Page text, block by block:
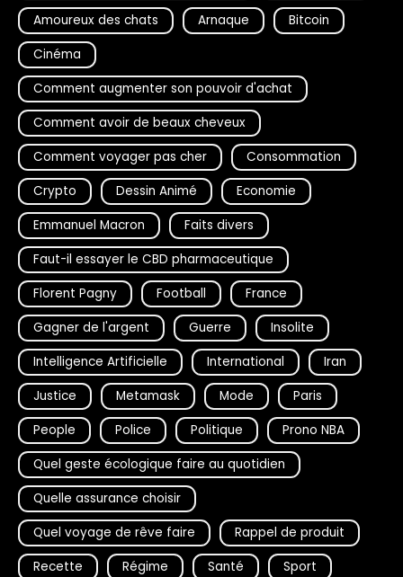
Amoureux des chats
Arnaque
Bitcoin
Cinéma
Comment augmenter son pouvoir d'achat
Comment avoir de beaux cheveux
Comment voyager pas cher
Consommation
Crypto
Dessin Animé
Economie
Emmanuel Macron
Faits divers
Faut-il essayer le CBD pharmaceutique
Florent Pagny
Football
France
Gagner de l'argent
Guerre
Insolite
Intelligence Artificielle
International
Iran
Justice
Metamask Mode
Paris
People
Police Politique
Prono NBA
Quel geste écologique faire au quotidien
Quelle assurance choisir
Quel voyage de rêve faire
Rappel de produit
Recette
Régime Santé Sport